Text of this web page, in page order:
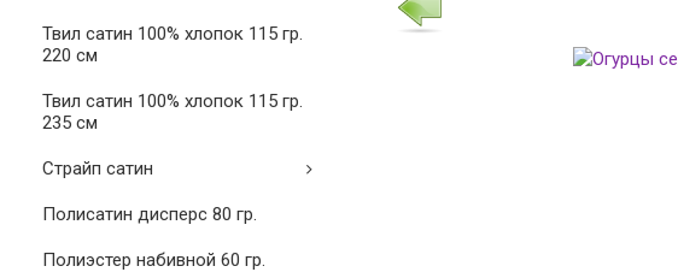
Твил сатин 100% хлопок 115 гр.
220 см
Твил сатин 100% хлопок 115 гр.
235 см
Страйп сатин
Полисатин дисперс 80 гр.
Полиэстер набивной 60 гр.